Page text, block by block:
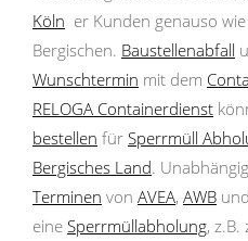
Köln er Kunden genauso
Bergischen. Baustellenabfall
Wunschtermin mit dem
RELOGA Containerdienst
bestellen für Sperrmüll
Bergisches Land.
Terminen von AVEA, AWB und
eine Sperrmüllabholung, z.B.